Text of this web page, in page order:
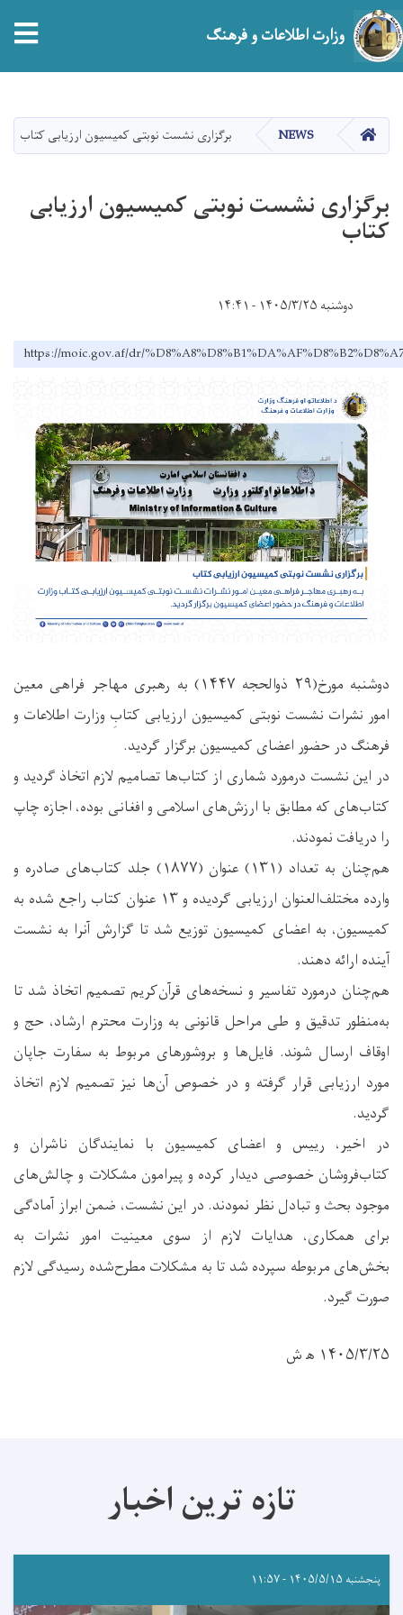
main
content
وزارت اطلاعات و فرهنگ
صفحه اصلیNEWS برگزاری نشست نوبتی کمیسیون ارزیابی کتاب
برگزاری نشست نوبتی کمیسیون ارزیابی
کتاب
دوشنبه ۱۴۰۵/۳/۲۵ - ۱۴:۴۱
https://moic.gov.af/dr/
دوشنبه مورخ(۲۹ ذوالحجه ۱۴۴۷) به رهبری مهاجر فراهی معین
امور نشرات نشست نوبتی کمیسیون ارزیابی کتابِ وزارت اطلاعات و
فرهنگ در حضور اعضای کمیسیون برگزار گردید.
در این نشست درمورد شماری از کتاب‌ها تصامیم لازم اتخاذ گردید و
کتاب‌های که مطابق با ارزش‌های اسلامی و افغانی بوده، اجازه چاپ
را دریافت نمودند.
هم‌چنان به تعداد (۱۳۱) عنوان (۱۸۷۷) جلد کتاب‌های صادره و
وارده مختلف‌العنوان ارزیابی گردیده و ۱۳ عنوان کتاب راجع شده به
کمیسیون، به اعضای کمیسیون توزیع شد تا گزارش آنرا به نشست
آینده ارائه دهند.
هم‌چنان درمورد تفاسیر و نسخه‌های قرآن‌کریم تصمیم اتخاذ شد تا
به‌منظور تدقیق و طی مراحل قانونی به وزارت محترم ارشاد، حج و
اوقاف ارسال شوند. فایل‌ها و بروشورهای مربوط به سفارت جاپان
مورد ارزیابی قرار گرفته و در خصوص آن‌ها نیز تصمیم لازم اتخاذ
گردید.
در اخیر، رییس و اعضای کمیسیون با نمایندگان ناشران و
کتاب‌فروشان خصوصی دیدار کرده و پیرامون مشکلات و چالش‌های
موجود بحث و تبادل نظر نمودند. در این نشست، ضمن ابراز آمادگی
برای همکاری، هدایات لازم از سوی معینیت امور نشرات به
بخش‌های مربوطه سپرده شد تا به مشکلات مطرح‌شده رسیدگی لازم
صورت گیرد.
۱۴۰۵/۳/۲۵ ه‍ ش
تازه ترین اخبار
پنجشنبه ۱۴۰۵/۵/۱۵ - ۱۱:۵۷